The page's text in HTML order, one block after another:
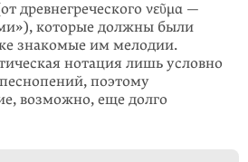
древнегреческого νεῦμα —
которые должны были
знакомые им мелодии.
нотация лишь условно
поэтому
возможно, еще долго